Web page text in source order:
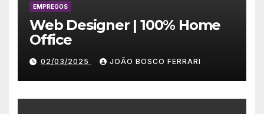
EMPREGOS
Web Designer | 100% Home
Office
02/03/2025 JOÃO BOSCO FERRARI